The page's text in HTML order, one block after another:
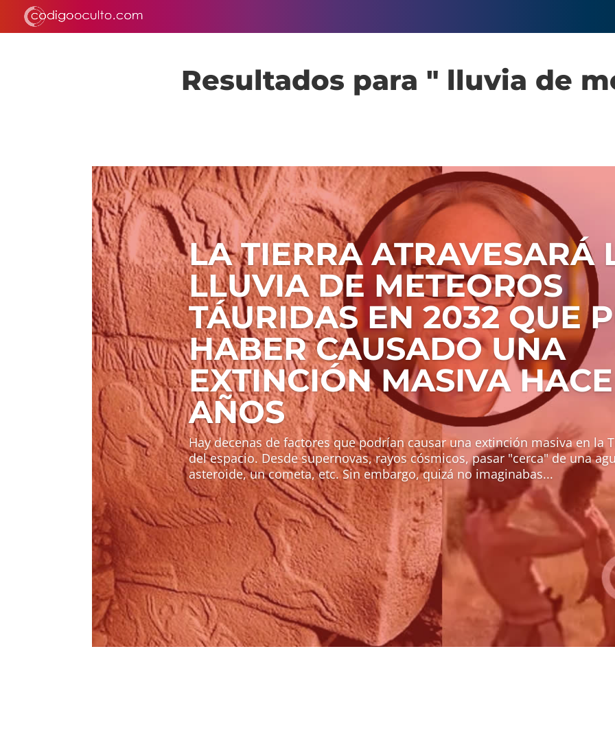
Resultados para " lluvia de
LA TIERRA ATRAVESARÁ
LLUVIA DE METEOROS
TÁURIDAS EN 2032 QUE
HABER CAUSADO UNA
EXTINCIÓN MASIVA
AÑOS
Hay decenas de factores que podrían causar una extinción masiva en la
del espacio. Desde supernovas, rayos cósmicos, pasar "cerca" de una
asteroide, un cometa, etc. Sin embargo, quizá no imaginabas...